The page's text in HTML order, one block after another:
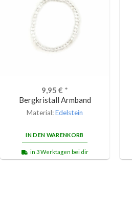
9,95 € *
Bergkristall Armband
Material:Edelstein
IN DEN WARENKORB
in 3 Werktagen bei dir